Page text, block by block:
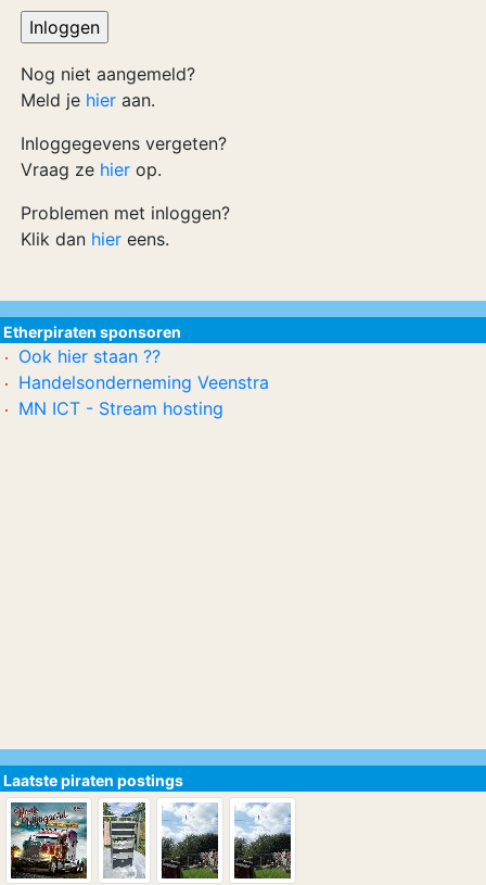
Nog niet aangemeld?
Meld je hier aan.
Inloggegevens vergeten?
Vraag ze hier op.
Problemen met inloggen?
Klik dan hier eens.
Etherpiraten sponsoren
Ook hier staan ??
Handelsonderneming Veenstra
MN ICT - Stream hosting
Laatste piraten postings